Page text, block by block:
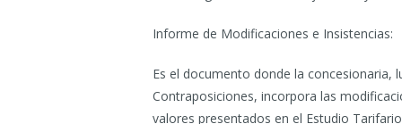
Informe de Modificaciones e Insistencias:
Es el documento donde la concesionaria,
Contraposiciones, incorpora las
valores presentados en el Estudio